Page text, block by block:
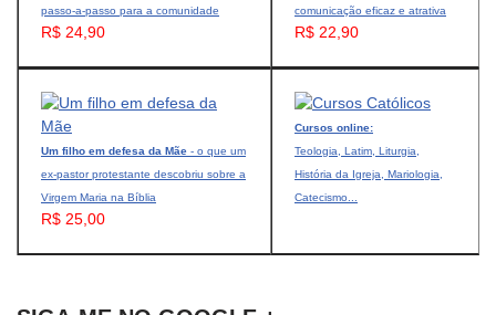
passo-a-passo para a comunidade
R$ 24,90
comunicação eficaz e atrativa
R$ 22,90
Um filho em defesa da Mãe - o que um
ex-pastor protestante descobriu sobre a
Virgem Maria na Bíblia
R$ 25,00
Cursos online:
Teologia, Latim, Liturgia,
História da Igreja, Mariologia,
Catecismo...